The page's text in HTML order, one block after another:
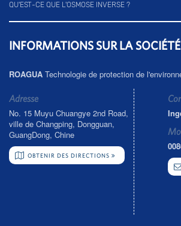
QU'EST-CE QUE L'OSMOSE INVERSE ?
INFORMATIONS SUR LA SOCIÉTÉ
ROAGUA Technologie de protection de
Adresse
No. 15 Muyu Chuangye 2nd Road,
ville de Changping, Dongguan,
GuangDong, Chine
OBTENIR DES DIRECTIONS